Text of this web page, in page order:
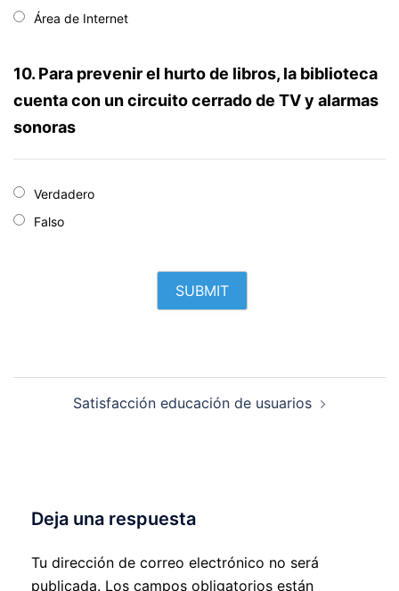
Área de Internet
10. Para prevenir el hurto de libros, la biblioteca
cuenta con un circuito cerrado de TV y alarmas
sonoras
Verdadero
Falso
Satisfacción educación de usuarios
Deja una respuesta
Tu dirección de correo electrónico no será
publicada. Los campos obligatorios están